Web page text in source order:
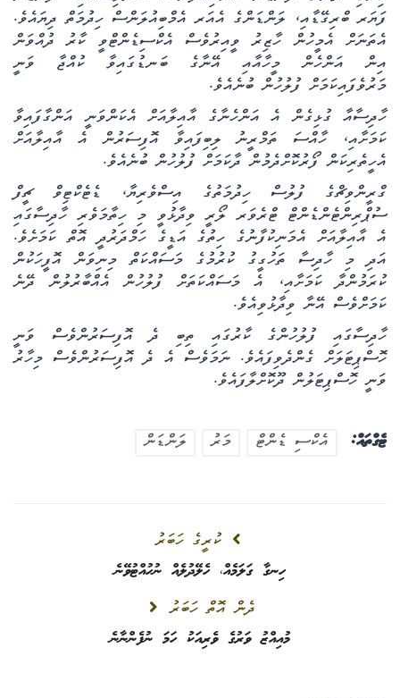
ފަޔަރ ބްރިގޭޑާއި، ލަންޑަންގެ އެއަރ އެމްބިއުލަންސް ހިދުމަތް ދިޔައެވެ.
އެތަނަށް އެމީހުން ހާޒިރު ވީއިރުވެސް އެކްސިޑެންޓްވީ ކާރު ދުއްވަން
އިން އަންހެން މީހާއާއި އޭނާގެ ބަނޑުގައިވާ ކުއްޖާ ވަނީ
މަރުވެފައިކަމަށް ފުލުހުން ބުނެއެވެ.
ހާދިސާއާ ގުޅިގެން އެ އަންހެނާގެ އާއިލާއަށް އެކަންވަނީ އަންގާފައިވާ
ކަމަށާއި، ހާއްސަ ތަމްރީނު ލިބިފައިވާ އޮފިސަރުން އެ އާއިލާއަށް
އެހީތެރިކަން ފޯރުކޮށްދެމުން ދާކަމަށް ފުލުހުން ބުނެއެވެ.
ގްރީންވިޗްގެ ފުލުސް ހިދުމަތުގެ އިސްވެރިޔާ، ޑެޓެކްޓިވް ޗީފް
ސުޕްރިންޓެންޑެންޓް ޓްރެވަރ ލޯރީ ވިދާޅުވީ މި ހިތާމަވެރި ހާދިސާގައި
އެ އާއިލާއަށް އެމަނިކުފާނުގެ ހިތުގެ އަޑީގެ ހަމްދަރުދީ އޮތް ކަމަށެވެ.
އަދި މި ހާދިސާ ތަހުގީގު ކުރުމުގެ މަސައްކަތް މިނިވަން އޮފީހަކުން
ކުރަމުންދާ ކަމަށާއި، އެ މަސައްކަތަށް ފުލުހުން އެއްބާރުލުން ދޭނެ
ކަމަށްވެސް އޭނާ ވިދާޅުވިއެވެ.
ހާދިސާގައި ފުލުހުންގެ ކާރުގައި ތިބި ދެ އޮފިސަރުންވެސް ވަނީ
ހޮސްޕިޓަލަށް ގެންދެވިފައެވެ. ނަމަވެސް އެ ދެ އޮފިސަރުންވެސް މިހާރު
ވަނީ ހޮސްޕިޓަލުން ދޫކޮށްލާފައެވެ.
ޓެގްތައް: އެކްސި ޑެންޓް މަރު ލަންޑަން
ކުރީގެ ހަބަރު
ހިނގާ ގަލަމެއް، ހެލޭދުލެއް ނުހުއްޓުވޭނެ
ދެން އޮތް ހަބަރު
މުއިއްޒު ވަރުގެ ވެރިއަކު ހަމަ ނުފެންނާނެ